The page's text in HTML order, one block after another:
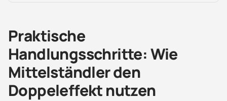
Praktische
Handlungsschritte: Wie
Mittelständler den
Doppeleffekt nutzen